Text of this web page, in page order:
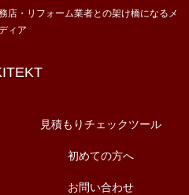
店・リフォーム業者との架け橋になるメ
ィア
見積もりチェックツール
初めての方へ
お問い合わせ